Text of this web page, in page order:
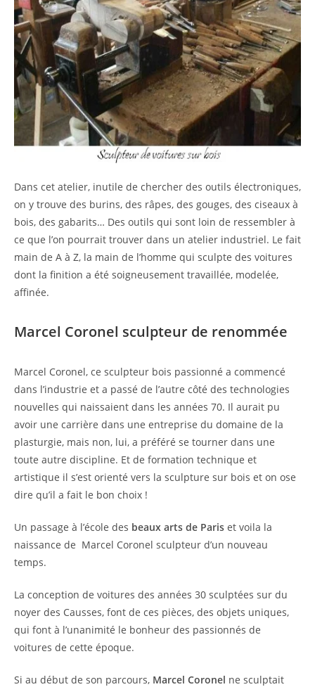
Dans cet atelier, inutile de chercher des outils électroniques,
on y trouve des burins, des râpes, des gouges, des ciseaux à
bois, des gabarits… Des outils qui sont loin de ressembler à
ce que l’on pourrait trouver dans un atelier industriel. Le fait
main de A à Z, la main de l’homme qui sculpte des voitures
dont la finition a été soigneusement travaillée, modelée,
affinée.
Marcel Coronel sculpteur de renommée
Marcel Coronel, ce sculpteur bois passionné a commencé
dans l’industrie et a passé de l’autre côté des technologies
nouvelles qui naissaient dans les années 70. Il aurait pu
avoir une carrière dans une entreprise du domaine de la
plasturgie, mais non, lui, a préféré se tourner dans une
toute autre discipline. Et de formation technique et
artistique il s’est orienté vers la sculpture sur bois et on ose
dire qu’il a fait le bon choix !
Un passage à l’école des beaux arts de Paris et voila la
naissance de Marcel Coronel sculpteur d’un nouveau
temps.
La conception de voitures des années 30 sculptées sur du
noyer des Causses, font de ces pièces, des objets uniques,
qui font à l’unanimité le bonheur des passionnés de
voitures de cette époque.
Si au début de son parcours, Marcel Coronel ne sculptait